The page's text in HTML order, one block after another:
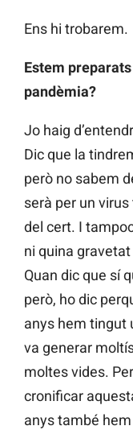
Ens hi trobarem.
Estem
pandèmia?
Jo haig
Dic que la
però no sabem
serà per un
del cert. I
ni quina
Quan dic que sí
però, ho dic
anys hem tingut
va generar
moltes vides.
cronificar
anys també hem